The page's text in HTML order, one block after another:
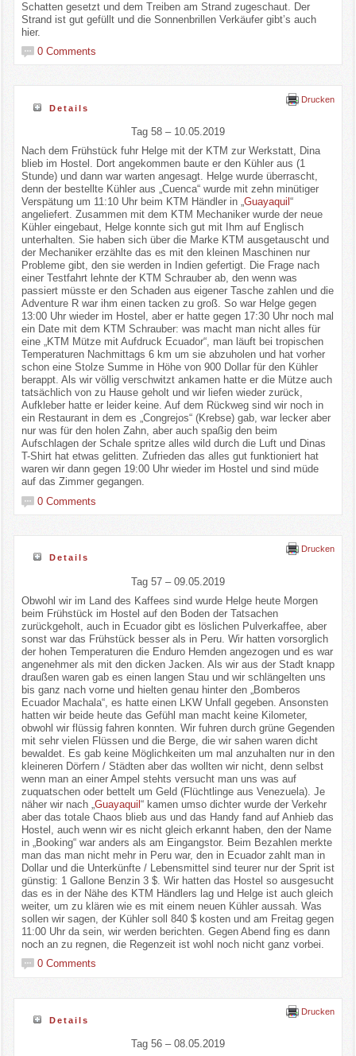
Schatten gesetzt und dem Treiben am Strand zugeschaut. Der
Strand ist gut gefüllt und die Sonnenbrillen Verkäufer gibt’s auch
hier.
0 Comments
Drucken
Details
Tag 58 – 10.05.2019
Nach dem Frühstück fuhr Helge mit der KTM zur Werkstatt, Dina
blieb im Hostel. Dort angekommen baute er den Kühler aus (1
Stunde) und dann war warten angesagt. Helge wurde überrascht,
denn der bestellte Kühler aus „Cuenca“ wurde mit zehn minütiger
Verspätung um 11:10 Uhr beim KTM Händler in „Guayaquil “
angeliefert. Zusammen mit dem KTM Mechaniker wurde der neue
Kühler eingebaut, Helge konnte sich gut mit Ihm auf Englisch
unterhalten. Sie haben sich über die Marke KTM ausgetauscht und
der Mechaniker erzählte das es mit den kleinen Maschinen nur
Probleme gibt, den sie werden in Indien gefertigt. Die Frage nach
einer Testfahrt lehnte der KTM Schrauber ab, den wenn was
passiert müsste er den Schaden aus eigener Tasche zahlen und die
Adventure R war ihm einen tacken zu groß. So war Helge gegen
13:00 Uhr wieder im Hostel, aber er hatte gegen 17:30 Uhr noch mal
ein Date mit dem KTM Schrauber: was macht man nicht alles für
eine „KTM Mütze mit Aufdruck Ecuador“, man läuft bei tropischen
Temperaturen Nachmittags 6 km um sie abzuholen und hat vorher
schon eine Stolze Summe in Höhe von 900 Dollar für den Kühler
berappt. Als wir völlig verschwitzt ankamen hatte er die Mütze auch
tatsächlich von zu Hause geholt und wir liefen wieder zurück,
Aufkleber hatte er leider keine. Auf dem Rückweg sind wir noch in
ein Restaurant in dem es „Congrejos“ (Krebse) gab, war lecker aber
nur was für den holen Zahn, aber auch spaßig den beim
Aufschlagen der Schale spritze alles wild durch die Luft und Dinas
T-Shirt hat etwas gelitten. Zufrieden das alles gut funktioniert hat
waren wir dann gegen 19:00 Uhr wieder im Hostel und sind müde
auf das Zimmer gegangen.
0 Comments
Drucken
Details
Tag 57 – 09.05.2019
Obwohl wir im Land des Kaffees sind wurde Helge heute Morgen
beim Frühstück im Hostel auf den Boden der Tatsachen
zurückgeholt, auch in Ecuador gibt es löslichen Pulverkaffee, aber
sonst war das Frühstück besser als in Peru. Wir hatten vorsorglich
der hohen Temperaturen die Enduro Hemden angezogen und es war
angenehmer als mit den dicken Jacken. Als wir aus der Stadt knapp
draußen waren gab es einen langen Stau und wir schlängelten uns
bis ganz nach vorne und hielten genau hinter den „Bomberos
Ecuador Machala“, es hatte einen LKW Unfall gegeben. Ansonsten
hatten wir beide heute das Gefühl man macht keine Kilometer,
obwohl wir flüssig fahren konnten. Wir fuhren durch grüne Gegenden
mit sehr vielen Flüssen und die Berge, die wir sahen waren dicht
bewaldet. Es gab keine Möglichkeiten um mal anzuhalten nur in den
kleineren Dörfern / Städten aber das wollten wir nicht, denn selbst
wenn man an einer Ampel stehts versucht man uns was auf
zuquatschen oder bettelt um Geld (Flüchtlinge aus Venezuela). Je
näher wir nach „Guayaquil “ kamen umso dichter wurde der Verkehr
aber das totale Chaos blieb aus und das Handy fand auf Anhieb das
Hostel, auch wenn wir es nicht gleich erkannt haben, den der Name
in „Booking“ war anders als am Eingangstor. Beim Bezahlen merkte
man das man nicht mehr in Peru war, den in Ecuador zahlt man in
Dollar und die Unterkünfte / Lebensmittel sind teurer nur der Sprit ist
günstig: 1 Gallone Benzin 3 $. Wir hatten das Hostel so ausgesucht
das es in der Nähe des KTM Händlers lag und Helge ist auch gleich
weiter, um zu klären wie es mit einem neuen Kühler aussah. Was
sollen wir sagen, der Kühler soll 840 $ kosten und am Freitag gegen
11:00 Uhr da sein, wir werden berichten. Gegen Abend fing es dann
noch an zu regnen, die Regenzeit ist wohl noch nicht ganz vorbei.
0 Comments
Drucken
Details
Tag 56 – 08.05.2019